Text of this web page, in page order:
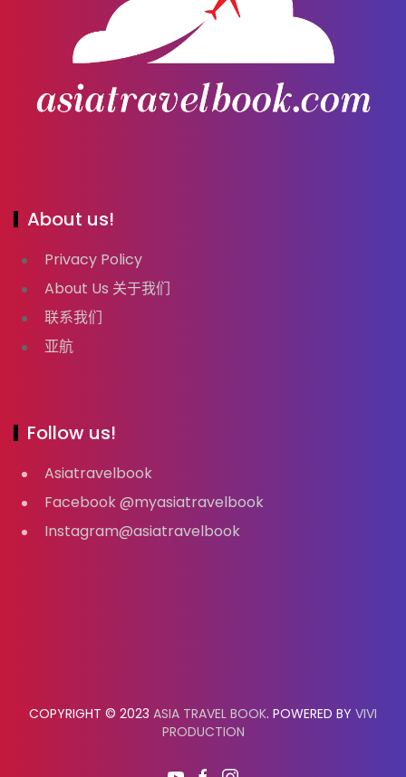
About us!
Privacy Policy
About Us 关于我们
联系我们
亚航
Follow us!
Asiatravelbook
Facebook @myasiatravelbook
Instagram@asiatravelbook
COPYRIGHT © 2023 ASIA TRAVEL BOOK. POWERED BY VIVI
PRODUCTION